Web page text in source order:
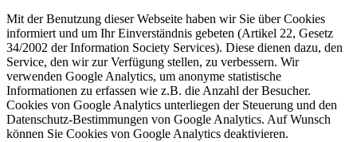
Mit der Benutzung dieser Webseite haben wir Sie über Cookies
informiert und um Ihr Einverständnis gebeten (Artikel 22, Gesetz
34/2002 der Information Society Services). Diese dienen dazu, den
Service, den wir zur Verfügung stellen, zu verbessern. Wir
verwenden Google Analytics, um anonyme statistische
Informationen zu erfassen wie z.B. die Anzahl der Besucher.
Cookies von Google Analytics unterliegen der Steuerung und den
Datenschutz-Bestimmungen von Google Analytics. Auf Wunsch
können Sie Cookies von Google Analytics deaktivieren.